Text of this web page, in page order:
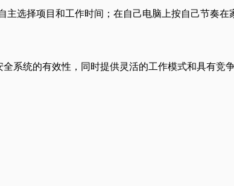
选择项目和工作时间；在自己电脑上按自己节奏在
系统的有效性，同时提供灵活的工作模式和具有竞